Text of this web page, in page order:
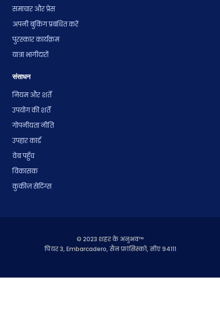
समाचार और प्रेस
अपनी बुकिंग प्रबंधित करें
पुरस्कार कार्यक्रम
यात्रा भागीदारों
संसाधन
नियम और शर्तें
उपयोग की शर्तें
गोपनीयता नीति
उपहार कार्ड
वेब पहुँच
विकासक
कुकीज़ सेटिंग्स
© 2023 शहर के अनुभव™
पियर 3, Embarcadero, सैन फ्रांसिस्को, सीए 94111